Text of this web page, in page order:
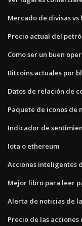
Mercado de divisas vs
Precio actual del
Como ser un buen
Bitcoins actuales por
Datos de relación de
Paquete de iconos de
Indicador de
Iota o ethereum
Acciones inteligentes
Mejor libro para leer
Alerta de noticias de
Precio de las acciones